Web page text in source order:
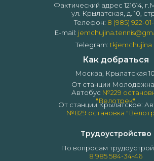
Фактический адрес 121614,
ул. Крылатская, д. 10,
Телефон: 8 (985) 922-01-
E-mail:
Как добраться
Москва, Крылатская 10.
От станции
Автобус №229
"Велотрек"
От станции Крылатское:
№829 остановка
Трудоустройство
По вопросам
8 985 584-34-46
Telegram: tkjemchujina